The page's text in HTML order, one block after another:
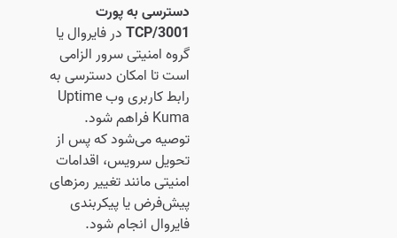
دسترسی به پورت
3001/TCP
در فایروال یا
گروه امنیتی سرور الزامی
است تا امکان دسترسی به
رابط کاربری وب Uptime
Kuma فراهم شود.
توصیه می‌شود که پس از
تحویل سرویس، اقدامات
امنیتی مانند تغییر رمزهای
پیش‌فرض یا پیکربندی
فایروال انجام شود.